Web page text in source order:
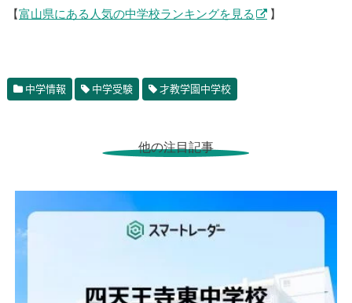
【 富山県にある人気の中学校ランキングを見る 】
中学情報 中学受験 才教学園中学校
他の注目記事